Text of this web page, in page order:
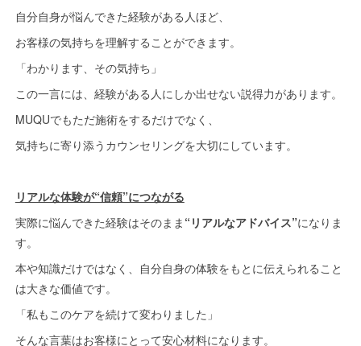
自分自身が悩んできた経験がある人ほど、
お客様の気持ちを理解することができます。
「わかります、その気持ち」
この一言には、経験がある人にしか出せない説得力があります。
MUQUでもただ施術をするだけでなく、
気持ちに寄り添うカウンセリングを大切にしています。
リアルな体験が“信頼”につながる
実際に悩んできた経験はそのまま “リアルなアドバイス”になりま
す。
本や知識だけではなく、自分自身の体験をもとに伝えられること
は大きな価値です。
「私もこのケアを続けて変わりました」
そんな言葉はお客様にとって安心材料になります。